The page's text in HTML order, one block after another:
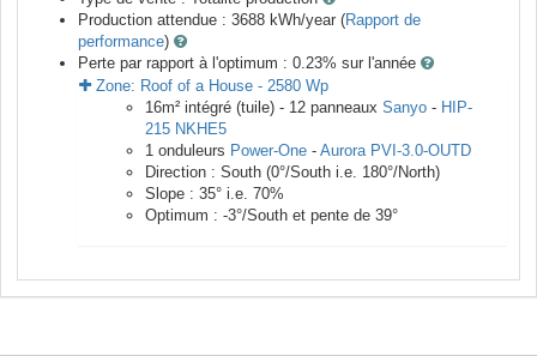
Production attendue : 3688 kWh/year (Rapport de
performance)
Perte par rapport à l'optimum : 0.23% sur l'année
Zone: Roof of a House - 2580 Wp
16m² intégré (tuile) - 12 panneaux Sanyo - HIP-
215 NKHE5
1 onduleurs Power-One - Aurora PVI-3.0-OUTD
Direction : South (0°/South i.e. 180°/North)
Slope : 35° i.e. 70%
Optimum : -3°/South et pente de 39°